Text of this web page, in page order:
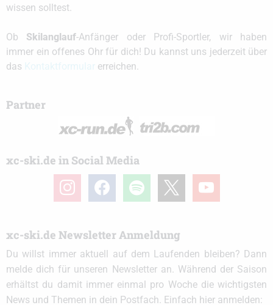
wissen solltest.
Ob Skilanglauf-Anfänger oder Profi-Sportler, wir haben
immer ein offenes Ohr für dich! Du kannst uns jederzeit über
das
erreichen.
Partner
xc-ski.de in Social Media
instagramfacebook spotify youtube
xc-ski.de Newsletter Anmeldung
Du willst immer aktuell auf dem Laufenden bleiben? Dann
melde dich für unseren Newsletter an. Während der Saison
erhältst du damit immer einmal pro Woche die wichtigsten
News und Themen in dein Postfach. Einfach hier anmelden: